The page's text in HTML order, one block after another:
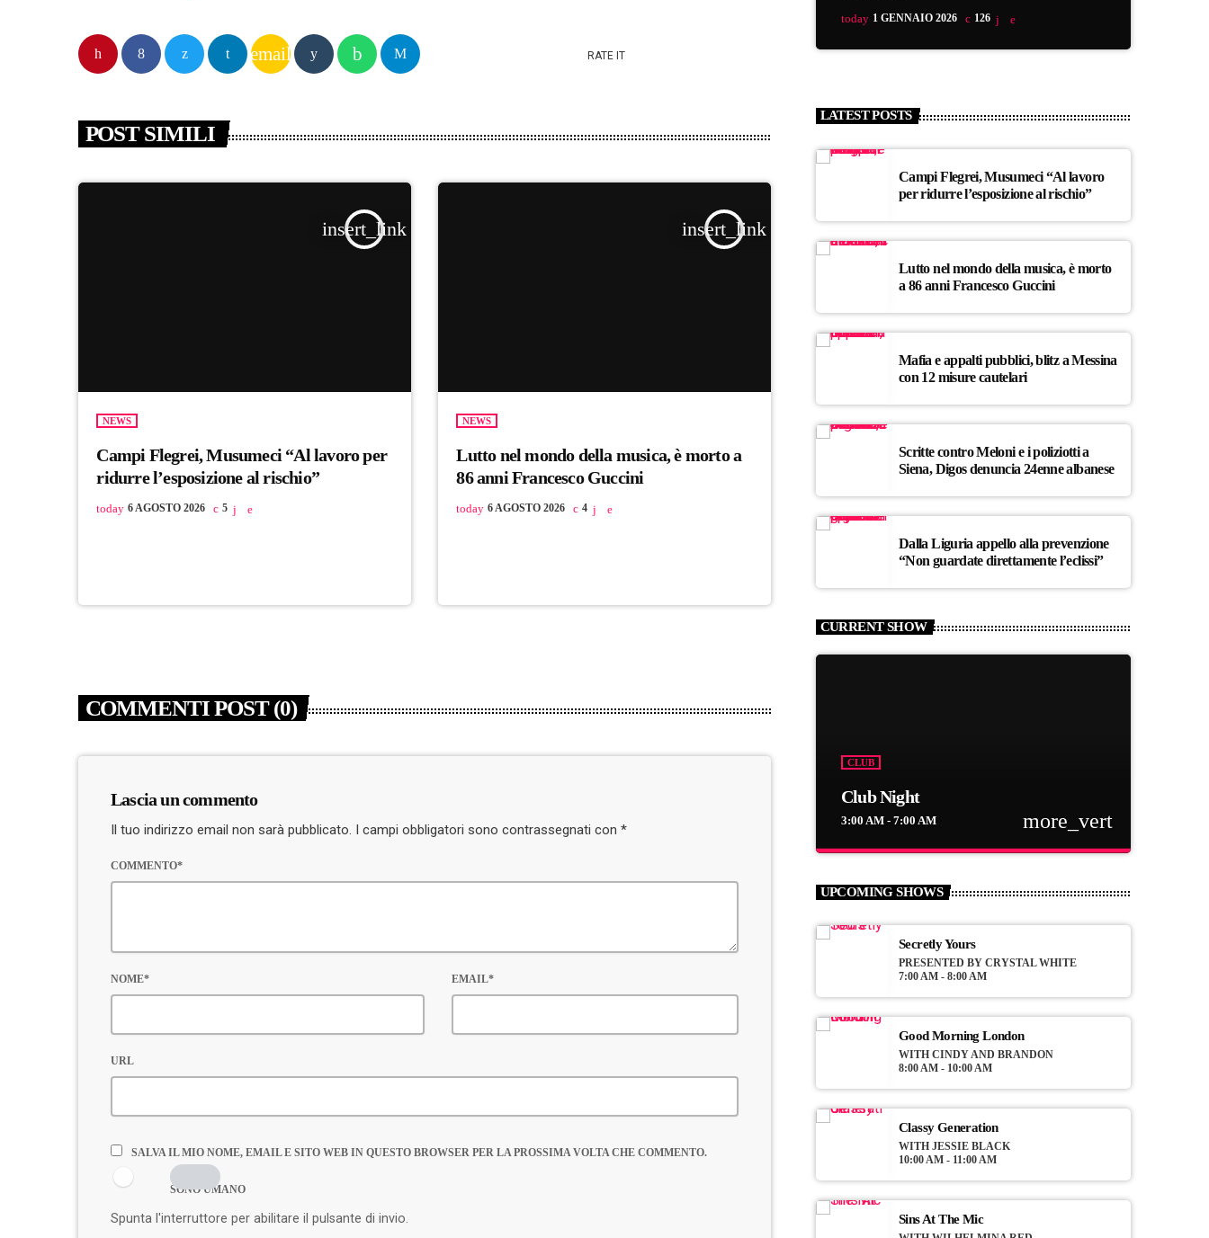
email RATE IT
POST SIMILI
insert_link
NEWS
Campi Flegrei, Musumeci “Al lavoro per
ridurre l’esposizione al rischio”
today 6 AGOSTO 2026 5
insert_link
NEWS
Lutto nel mondo della musica, è morto a
86 anni Francesco Guccini
today 6 AGOSTO 2026 4
COMMENTI POST (0)
Lascia un commento
Il tuo indirizzo email non sarà pubblicato. I campi obbligatori sono contrassegnati con *
COMMENTO*
NOME* EMAIL*
URL
SALVA IL MIO NOME, EMAIL E SITO WEB IN QUESTO BROWSER PER LA PROSSIMA VOLTA CHE COMMENTO.
SONO UMANO
Spunta l'interruttore per abilitare il pulsante di invio.
today 1 GENNAIO 2026 126
LATEST POSTS
Campi Flegrei, Musumeci “Al lavoro
per ridurre l’esposizione al rischio”
Lutto nel mondo della musica, è morto
a 86 anni Francesco Guccini
Mafia e appalti pubblici, blitz a Messina
con 12 misure cautelari
Scritte contro Meloni e i poliziotti a
Siena, Digos denuncia 24enne albanese
Dalla Liguria appello alla prevenzione
“Non guardate direttamente l’eclissi”
CURRENT SHOW
CLUB
Club Night
3:00 AM - 7:00 AM more_vert
Club Night
For every Show page the timetable is
auomatically generated from the schedule,
choosing a category.
UPCOMING SHOWS
Secretly Yours
PRESENTED BY CRYSTAL WHITE
7:00 AM - 8:00 AM
Good Morning London
WITH CINDY AND BRANDON
8:00 AM - 10:00 AM
Classy Generation
WITH JESSIE BLACK
10:00 AM - 11:00 AM
Sins At The Mic